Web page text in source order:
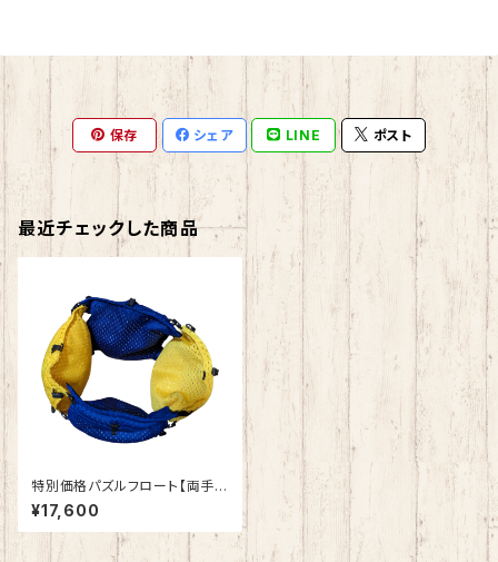
保存 シェア LINE ポスト
最近チェックした商品
特別価格パズルフロート【両手・
両足サポートセット】4個
¥17,600